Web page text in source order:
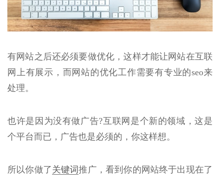
有网站之后还必须要做优化，这样才能让网站在互联
网上有展示，而网站的优化工作需要有专业的seo来
处理。
也许是因为没有做广告?互联网是个新的领域，这是
个平台而已，广告也是必须的，你这样想。
所以你做了关键词推广，看到你的网站终于出现在了